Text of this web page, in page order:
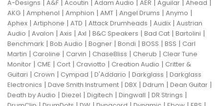
A-Designs | A&F | Acoutin | Adam Audio | AER | Aguilar | Ahead |
AKG | Amphenol | Amphion | AMT | Angel Drums | Anymo |
Aphex | Artiphone | ATD | Attack Drumheads | Audix | Austrian
Audio | Avalon | Axis | Axl | B&C Speakers | Bad Cat | Bartolini |
Benchmark | Bob Audio | Bogner | Bondi | BOSS | BSS | Carl
Martin | Caroline | Carvin | ChaseBliss | Cherub | Clear Tune
Monitor | CME | Cort | Craviotto | Creation Audio | Critter &
Guitari | Crown | Cympad | D'Addario | Darkglass | Darkglass
Electronics | Dave Smith Instrument | DBX | Ddrum | Dean Guitar |
Death by Audio | Diezel | Digitech | Dingwall | DR Strings |